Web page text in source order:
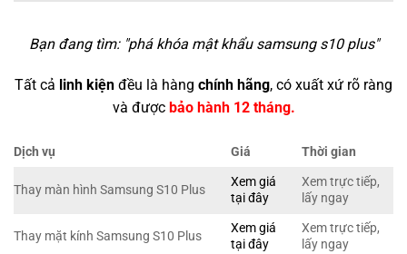
Bạn đang tìm: "phá khóa mật khẩu samsung s10 plus"
Tất cả linh kiện đều là hàng chính hãng, có xuất xứ rõ ràng
và được bảo hành 12 tháng.
Dịch vụ Giá Thời gian
Thay màn hình Samsung S10 Plus
Xem giá
tại đây
Xem trực tiếp,
lấy ngay
Thay mặt kính Samsung S10 Plus
Xem giá
tại đây
Xem trực tiếp,
lấy ngay